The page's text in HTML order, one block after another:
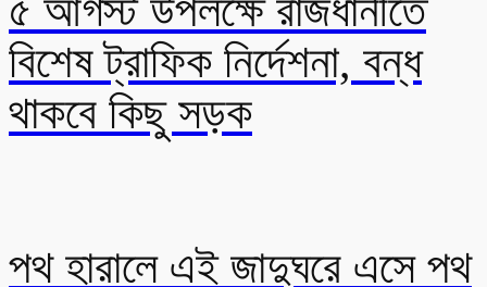
৫ আগস্ট উপলক্ষে রাজধানীতে
বিশেষ ট্রাফিক নির্দেশনা, বন্ধ
থাকবে কিছু সড়ক
পথ হারালে এই জাদুঘরে এসে পথ